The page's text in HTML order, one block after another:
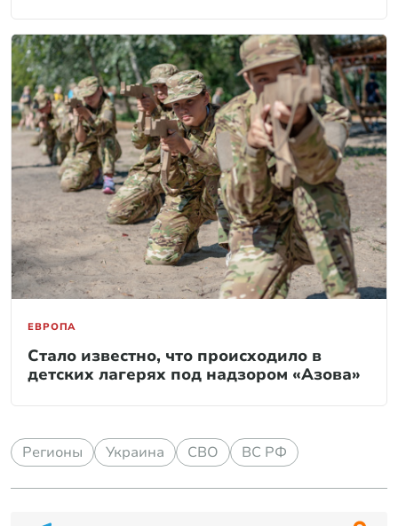
ЕВРОПА
Стало известно, что происходило в
детских лагерях под надзором «Азова»
Регионы Украина СВО ВС РФ